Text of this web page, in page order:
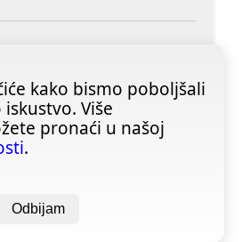
kako bismo poboljšali
Više
pronaći u našoj
.
Odbijam
reserved -